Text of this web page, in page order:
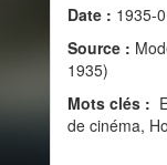
Date : 1935-
Source :
1935)
Mots clés :
de cinéma,